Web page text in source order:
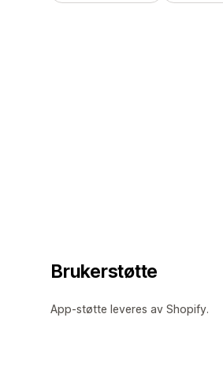
Brukerstøtte
App-støtte leveres av Shopify.